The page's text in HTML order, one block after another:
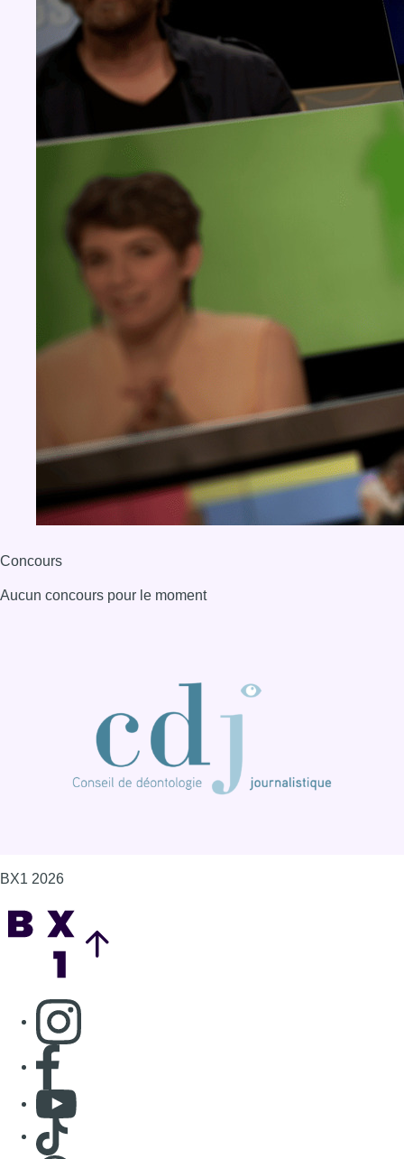
Concours
Aucun concours pour le moment
BX1 2026
Consulter page Instagram
Consulter page Facebook
Consulter Youtube
Consulter TikTok